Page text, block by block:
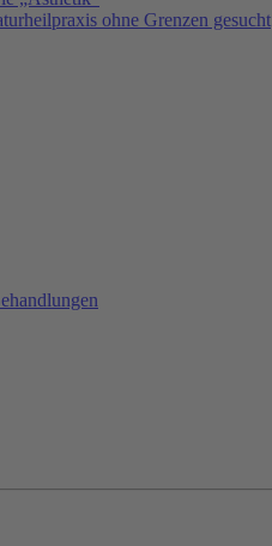
ohne Grenzen gesucht